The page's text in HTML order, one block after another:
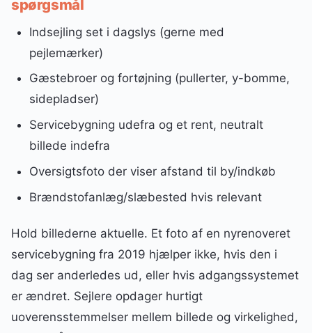
spørgsmål
Indsejling set i dagslys (gerne med
pejlemærker)
Gæstebroer og fortøjning (pullerter, y-bomme,
sidepladser)
Servicebygning udefra og et rent, neutralt
billede indefra
Oversigtsfoto der viser afstand til by/indkøb
Brændstofanlæg/slæbested hvis relevant
Hold billederne aktuelle. Et foto af en nyrenoveret
servicebygning fra 2019 hjælper ikke, hvis den i
dag ser anderledes ud, eller hvis adgangssystemet
er ændret. Sejlere opdager hurtigt
uoverensstemmelser mellem billede og virkelighed,